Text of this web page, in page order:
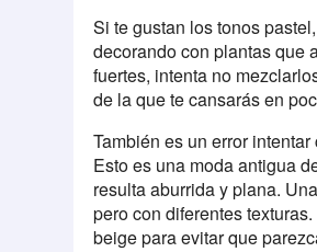
Si te gustan los tonos
decorando con plantas que
fuertes, intenta no
de la que te cansarás en
También es un error
Esto es una moda antigua
resulta aburrida y plana.
pero con diferentes
beige para evitar que